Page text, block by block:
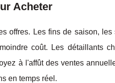
Acheter
offres. Les fins de saison,
coût. Les détaillants
à l'affût des ventes
en temps réel.